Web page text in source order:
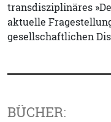
transdisziplinäres
aktuelle
gesellschaftlichen
BÜCHER: